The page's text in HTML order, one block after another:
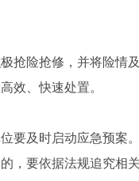
抢险抢修，并将险情
效、快速处置。
要及时启动应急预
，要依据法规追究相关